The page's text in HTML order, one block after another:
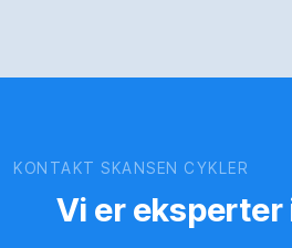
KONTAKT SKANSEN CYKLER
Vi er